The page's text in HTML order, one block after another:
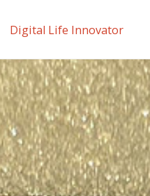
Digital Life Innovator